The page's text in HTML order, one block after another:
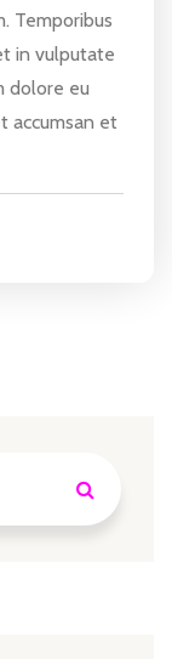
Temporibus
in vulputate
dolore eu
accumsan et